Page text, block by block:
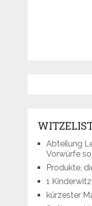
Abteilung
Vorwürfe
Produkte,
1
kürzester